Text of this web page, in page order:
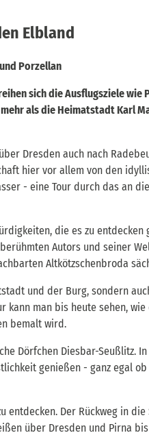
Elbland
Porzellan
sich die Ausflugsziele
als die Heimatstadt Karl
Dresden auch nach
hier vor allem von den
- eine Tour durch das an
die es zu
Autors und seiner
Altkötzschenbroda
und der Burg, sondern
kann man bis heute sehen,
bemalt wird.
Dörfchen Diesbar-Seußlitz.
genießen - ganz egal
Der Rückweg in die
über Dresden und Pirna bis